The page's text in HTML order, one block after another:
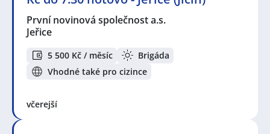
První novinová společnost a.s.
Jeřice
5 500 Kč / měsíc
Brigáda
Vhodné také pro cizince
včerejší